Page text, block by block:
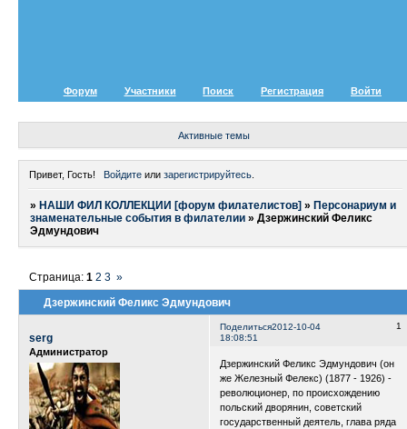
Форум Участники Поиск Регистрация Войти
Активные темы
Привет, Гость! Войдитеили зарегистрируйтесь.
» НАШИ ФИЛ КОЛЛЕКЦИИ [форум филателистов] » Персонариум и
знаменательные события в филателии »Дзержинский Феликс
Эдмундович
Дзержинский Феликс Эдмундович
Страница:1 2 3 »
Поделиться 1
2012-10-04
18:08:51
serg
Администратор
Дзержинский Феликс Эдмундович (он
же Железный Фелекс) (1877 - 1926) -
революционер, по происхождению
польский дворянин, советский
государственный деятель, глава ряда